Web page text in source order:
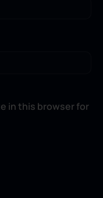
in this browser for